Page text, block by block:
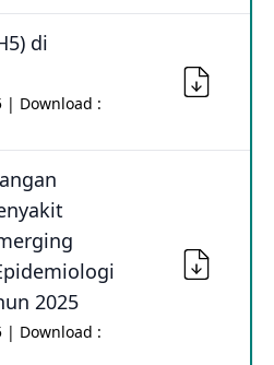
di
| Download :
2025
| Download :